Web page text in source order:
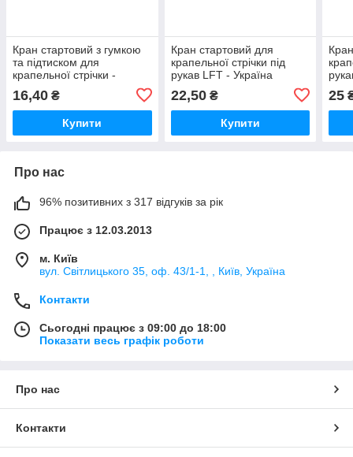
Кран стартовий з гумкою
та підтиском для
крапельної стрічки -
16,40 ₴
Купити
Кран стартовий для
крапельної стрічки під
рукав LFT - Україна
22,50₴
Купити
25
Про нас
96% позитивних з 317 відгуків за рік
Працює з 12.03.2013
м. Київ
вул. Світлицького 35, оф. 43/1-1, , Київ, Україна
Контакти
Сьогодні працює з 09:00 до 18:00
Показати весь графік роботи
Про нас
Контакти